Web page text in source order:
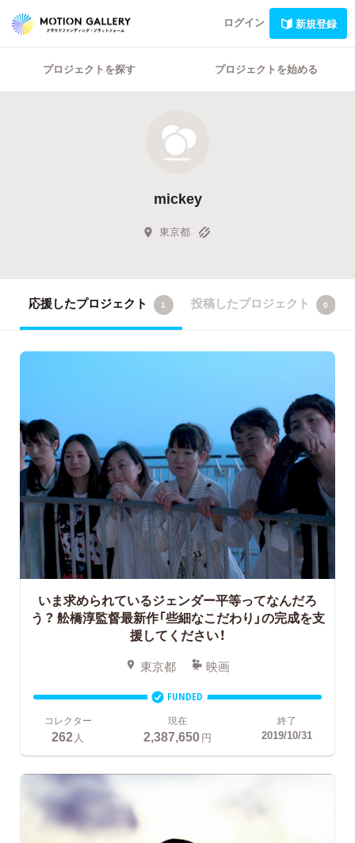
ログイン 新規登録
プロジェクトを探す プロジェクトを始める
mickey
東京都
応援したプロジェクト 1 投稿したプロジェクト 0
いま求められているジェンダー平等ってなんだろ
う？ 舩橋淳監督最新作「些細なこだわり」の完成を支
援してください！
東京都 映画
FUNDED
コレクター
262 人
現在
2,387,650円
終了
2019/10/31